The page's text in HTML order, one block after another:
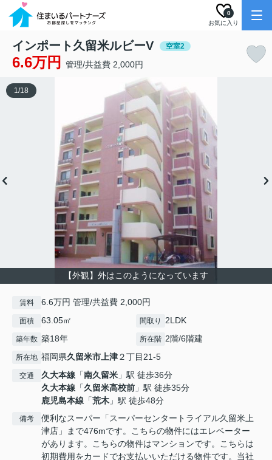
お気に入り
0
インポート久留米ルビーV 空室2
6.6万円 管理/共益費 2,000円
【外観】外はこのようになっています
1/18
賃料 6.6万円 管理/共益費 2,000円
面積 63.05㎡ 間取り 2LDK
築年数 築18年 所在階 2階/6階建
所在地 福岡県久留米市上津２丁目21-5
交通 久大本線 「南久留米 」駅 徒歩36分
久大本線 「久留米高校前 」駅 徒歩35分
鹿児島本線 「荒木 」駅 徒歩48分
備考
便利なスーパー「スーパーセンタートライアル久留米上
津店」まで476mです。こちらの物件にはエレベーター
があります。こちらの物件はマンションです。こちらは
初期費用をカードでお支払いいただける物件です。当社